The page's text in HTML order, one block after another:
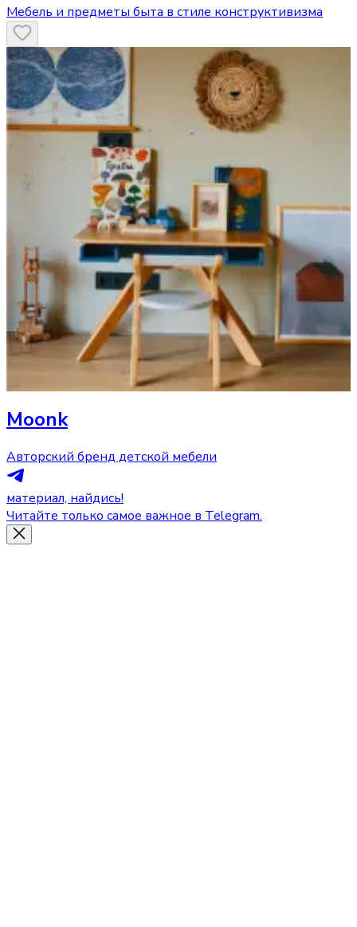
Мебель и предметы быта в стиле конструктивизма
Moonk
Авторский бренд детской мебели
материал, найдись!
Читайте только самое важное в Telegram.